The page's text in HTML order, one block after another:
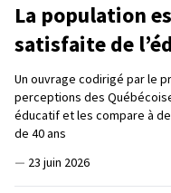
La population
satisfaite de
Un ouvrage codirigé par le
perceptions des
éducatif et les compare à
de 40 ans
— 23 juin 2026